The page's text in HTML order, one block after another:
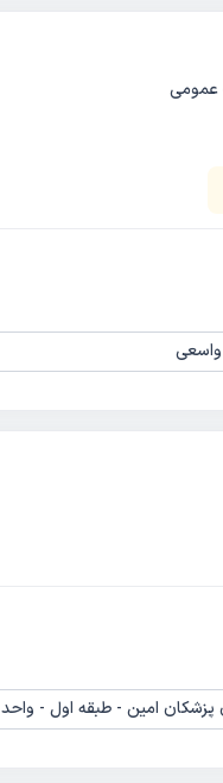
عمومی
واسعی
امین - طبقه اول - واحد 1